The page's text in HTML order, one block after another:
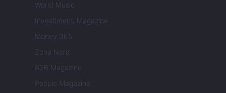
World Music
Investimenti Magazine
Money 365
Zona Nerd
B2B Magazine
People Magazine